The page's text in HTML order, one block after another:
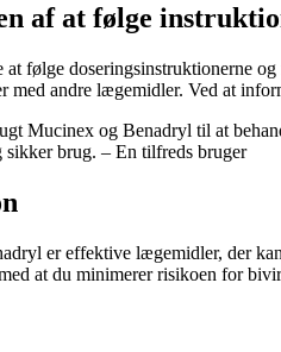
af ​​at følge
at følge doseringsinstruktionerne
med andre lægemidler. Ved at
Mucinex og Benadryl til at
sikker brug. – En tilfreds bruger
er effektive lægemidler, der
at du minimerer risikoen for